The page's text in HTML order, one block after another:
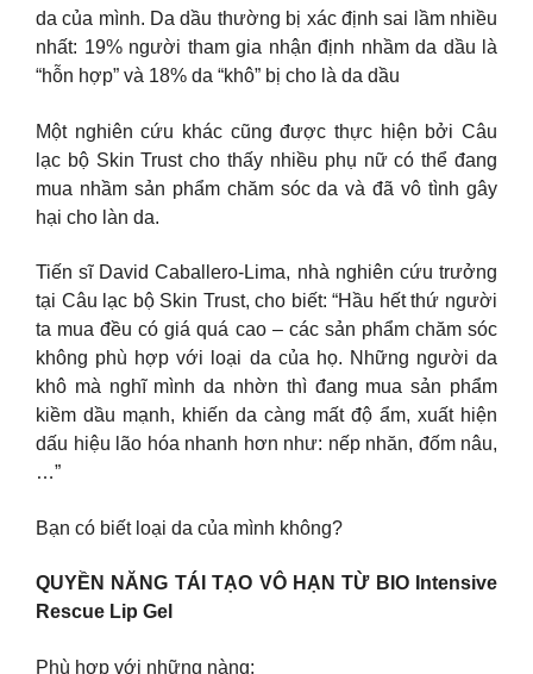
da của mình. Da dầu thường bị xác định sai lầm nhiều
nhất: 19% người tham gia nhận định nhầm da dầu là
“hỗn hợp” và 18% da “khô” bị cho là da dầu
Một nghiên cứu khác cũng được thực hiện bởi Câu
lạc bộ Skin Trust cho thấy nhiều phụ nữ có thể đang
mua nhầm sản phẩm chăm sóc da và đã vô tình gây
hại cho làn da.
Tiến sĩ David Caballero-Lima, nhà nghiên cứu trưởng
tại Câu lạc bộ Skin Trust, cho biết: “Hầu hết thứ người
ta mua đều có giá quá cao – các sản phẩm chăm sóc
không phù hợp với loại da của họ. Những người da
khô mà nghĩ mình da nhờn thì đang mua sản phẩm
kiềm dầu mạnh, khiến da càng mất độ ẩm, xuất hiện
dấu hiệu lão hóa nhanh hơn như: nếp nhăn, đốm nâu,
…”
Bạn có biết loại da của mình không?
QUYỀN NĂNG TÁI TẠO VÔ HẠN TỪ BIO Intensive
Rescue Lip Gel
Phù hợp với những nàng: